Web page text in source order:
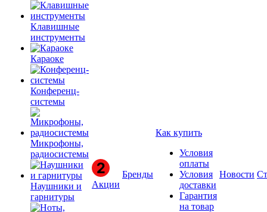
Клавишные
инструменты
Караоке
Конференц-
системы
Микрофоны,
радиосистемы
Наушники и
гарнитуры
Акции
Бренды
Как купить
Условия
оплаты
Условия
доставки
Гарантия
на товар
Новости